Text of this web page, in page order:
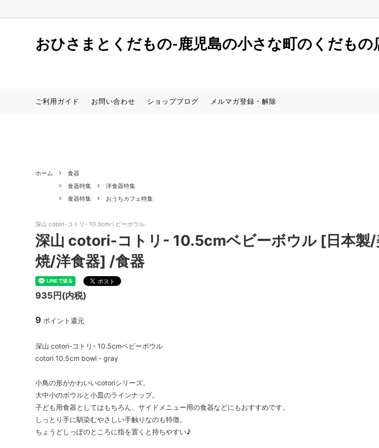
おひさまとくだもの-鹿児島の小さな町のくだもの
ご利用ガイド お問い合わせ ショップブログ メルマガ登録・解除
ホーム
食器
食器特集
洋食器特集
食器特集
おうちカフェ特集
深山 cotori-コトリ- 10.5cmベビーボウル
深山 cotori-コトリ- 10.5cmベビーボウル [日本製/
焼/洋食器] /食器
935円(内税)
9 ポイント還元
深山 cotori-コトリ- 10.5cmベビーボウル
cotori 10.5cm bowl - gray
小鳥の形がかわいいcotoriシリーズ。
大中小のボウルと小皿のラインナップ。
子ども用食器としてはもちろん、サイドメニュー用の食器などにもおすすめです。
しっとり手に馴染むやさしい手触りなのも特徴。
ちょうどしっぽのところに指を置くと持ちやすい♪